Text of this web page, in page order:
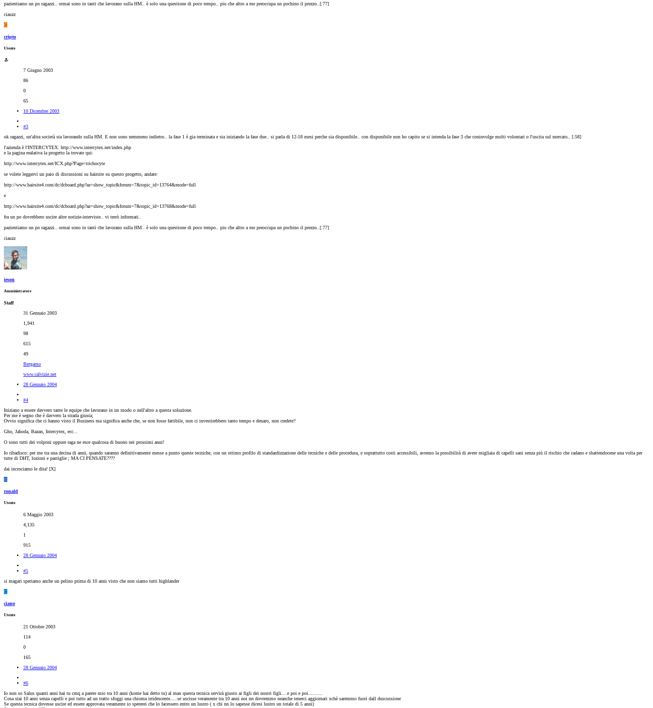
pazientiamo un po ragazzi.. ormai sono in tanti che lavorano sulla HM.. è solo una questione di poco tempo.. piu che altro a me preoccupa un pochino il prezzo..[:77]
ciauzz
C
cripto
Utente
7 Giugno 2003
86
0
65
10 Dicembre 2003
#3
ok ragazzi, un'altra società sta lavorando sulla HM. E non sono nemmeno indietro.. la fase 1 è gia terminata e sta iniziando la fase due.. si parla di 12-18 mesi perche sia disponibile.. con disponibile non ho capito se si intenda la fase 3 che coninvolge molti volontari o l'uscita sul mercato.. [:58]
l'azienda è l'INTERCYTEX: http://www.intercytex.net/index.php
e la pagina realativa la progetto la trovate qui:
http://www.intercytex.net/ICX.php?Page=trichocyte
se volete leggervi un paio di discussioni su hairsite su questo progetto, andate:
http://www.hairsite4.com/dc/dcboard.php?az=show_topic&forum=7&topic_id=13764&mode=full
e
http://www.hairsite4.com/dc/dcboard.php?az=show_topic&forum=7&topic_id=13768&mode=full
fra un po dovrebbero uscire altre notizie-interviste.. vi terrò informati..
pazientiamo un po ragazzi.. ormai sono in tanti che lavorano sulla HM.. è solo una questione di poco tempo.. piu che altro a me preoccupa un pochino il prezzo..[:77]
ciauzz
ieson
Amministratore
Staff
31 Gennaio 2003
1,941
98
615
49
Bergamo
www.calvizie.net
28 Gennaio 2004
#4
Iniziano a essere davvero tante le equipe che lavorano in un modo o nell'altro a questa soluzione.
Per me è segno che è davvero la strada giusta;
Ovvio significa che ci hanno visto il Business ma significa anche che, se non fosse fattibile, non ci investirebbero tanto tempo e denaro, non credete?
Gho, Jahoda, Bazan, Intercytex, ecc...
O sono tutti dei volponi oppure raga ne esce qualcosa di buono nei prossimi anni!
Io ribadisco: per me tra una decina di anni, quando saranno definitivamente messe a punto queste tecniche, con un ottimo profilo di standardizzazione delle tecniche e delle procedura, e soprattutto costi accessibili, avremo la possibilità di avere migliaia di capelli sani senza più il rischio che cadano e sbattendocene una volta per
tutte di DHT, lozioni e pastiglie ; MA CI PENSATE????
dai incrociamo le dita! [X]
R
ronald
Utente
6 Maggio 2003
4,135
1
915
28 Gennaio 2004
#5
si magari speriamo anche un pelino prima di 10 anni visto che non siamo tutti highlander
C
ciano
Utente
21 Ottobre 2003
114
0
165
28 Gennaio 2004
#6
Io non so Salus quanti anni hai tu cmq a parere mio tra 10 anni (kome hai detto tu) al max questa tecnica servirà giusto ai figli dei nostri figli....e poi e poi..........
Cosa stai 10 anni senza capelli e poi tutto ad un tratto sfoggi una chioma irridescente.....se uscisse veramente tra 10 anni noi nn dovremmo neanche tenerci aggiornati xchè saremmo fuori dall duscussione
Se questa tecnica dovesse uscire ed essere approvata veramente io spererei che lo facessero entro un lustro ( x chi nn lo sapesse dicesi lustro un totale di 5 anni)